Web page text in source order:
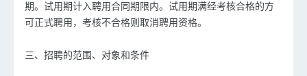
期。试用期计入聘用合同期限内。试用期满经考核合格的方
可正式聘用，考核不合格则取消聘用资格。
三、招聘的范围、对象和条件